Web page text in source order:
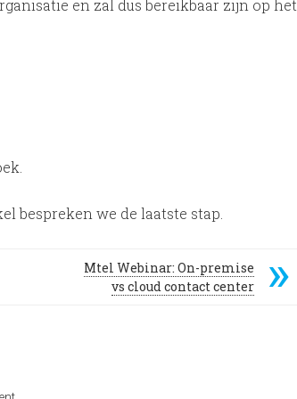
en zal dus bereikbaar zijn op het
bespreken we de laatste stap.
Mtel Webinar: On-premise
vs cloud contact center